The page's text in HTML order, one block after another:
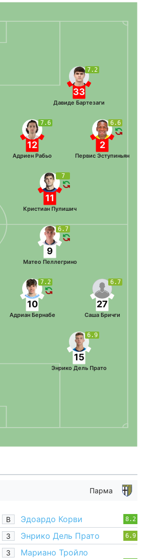
7.2
33
Давиде Бартезаги
6.6
2
Первис Эступиньян
7.6
12
Адриен Рабьо
7
11
Кристиан Пулишич
6.9
15
Энрико Дель Прато
7.2
10
Адриан Бернабе
6.7
27
Саша Бричги
6.7
9
Матео Пеллегрино
Парма
В Эдоардо Корви 8.2
З Энрико Дель Прато 6.9
З Мариано Тройло